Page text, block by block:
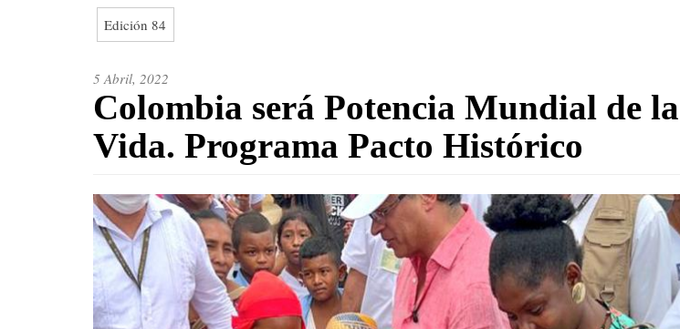
Edición 84
5 Abril, 2022
Colombia será Potencia Mundial de la
Vida. Programa Pacto Histórico